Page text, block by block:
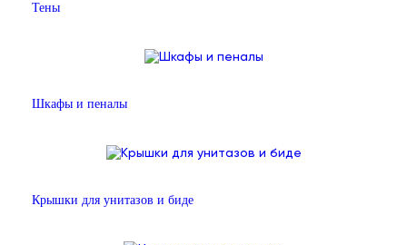
Тены
Шкафы и пеналы
Крышки для унитазов и биде